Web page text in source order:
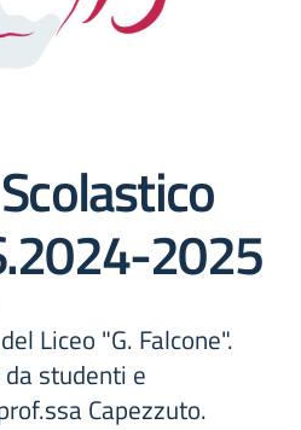
2025
Liceo "G. Falcone".
studenti e
Capezzuto.